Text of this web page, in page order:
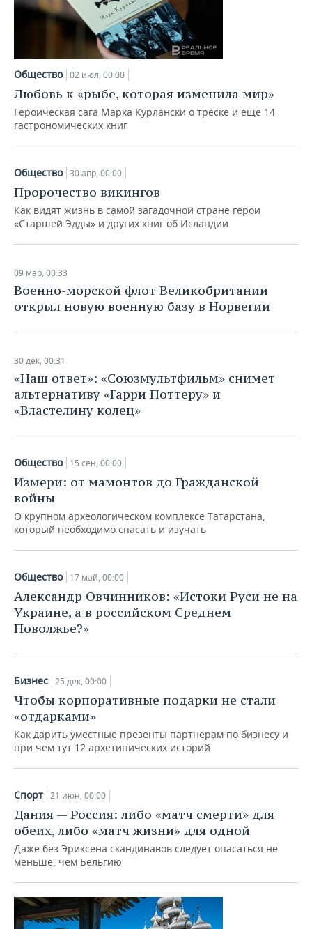
Общество 02 июл, 00:00
Любовь к «рыбе, которая изменила мир»
Героическая сага Марка Курлански о треске и еще 14
гастрономических книг
Общество 30 апр, 00:00
Пророчество викингов
Как видят жизнь в самой загадочной стране герои
«Старшей Эдды» и других книг об Исландии
09 мар, 00:33
Военно-морской флот Великобритании
открыл новую военную базу в Норвегии
30 дек, 00:31
«Наш ответ»: «Союзмультфильм» снимет
альтернативу «Гарри Поттеру» и
«Властелину колец»
Общество 15 сен, 00:00
Измери: от мамонтов до Гражданской
войны
О крупном археологическом комплексе Татарстана,
который необходимо спасать и изучать
Общество 17 май, 00:00
Александр Овчинников: «Истоки Руси не на
Украине, а в российском Среднем
Поволжье?»
Бизнес 25 дек, 00:00
Чтобы корпоративные подарки не стали
«отдарками»
Как дарить уместные презенты партнерам по бизнесу и
при чем тут 12 архетипических историй
Спорт 21 июн, 00:00
Дания — Россия: либо «матч смерти» для
обеих, либо «матч жизни» для одной
Даже без Эриксена скандинавов следует опасаться не
меньше, чем Бельгию